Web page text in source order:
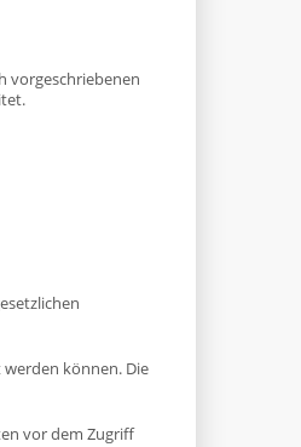
vorgeschriebenen
können. Die
vor dem Zugriff